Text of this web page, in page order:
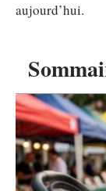
aujourd’hui.